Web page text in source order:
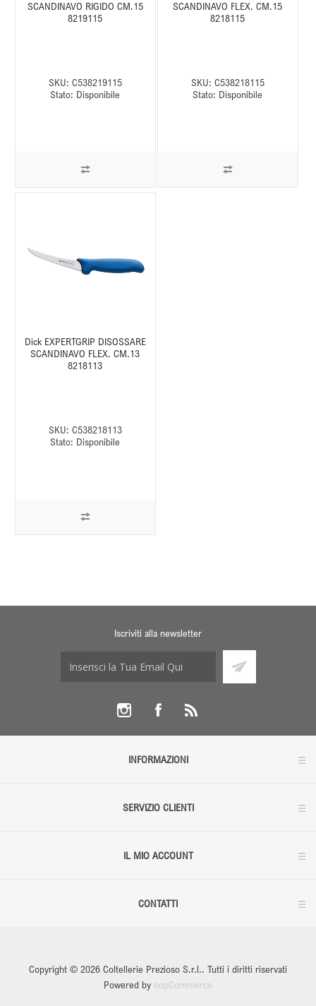
SCANDINAVO RIGIDO CM.15
8219115
SKU: C538219115
Stato: Disponibile
SCANDINAVO FLEX. CM.15
8218115
SKU: C538218115
Stato: Disponibile
Dick EXPERTGRIP DISOSSARE
SCANDINAVO FLEX. CM.13
8218113
SKU: C538218113
Stato: Disponibile
Iscriviti alla newsletter
INFORMAZIONI
SERVIZIO CLIENTI
IL MIO ACCOUNT
CONTATTI
Copyright © 2026 Coltellerie Prezioso S.r.l.. Tutti i diritti riservati
Powered by nopCommerce